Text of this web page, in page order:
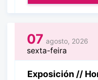
07 agosto, 2026
sexta-feira
Exposición //